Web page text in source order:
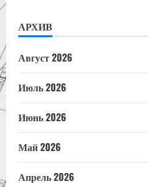
АРХИВ
Август 2026
Июль 2026
Июнь 2026
Май 2026
Апрель 2026